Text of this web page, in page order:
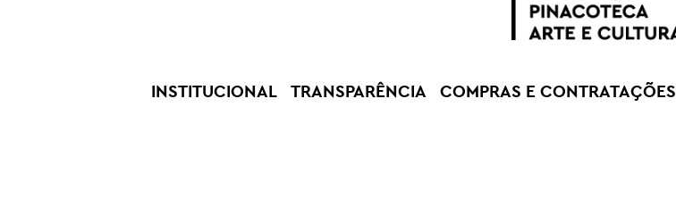
INSTITUCIONAL TRANSPARÊNCIA COMPRAS E CONTRATAÇÕES